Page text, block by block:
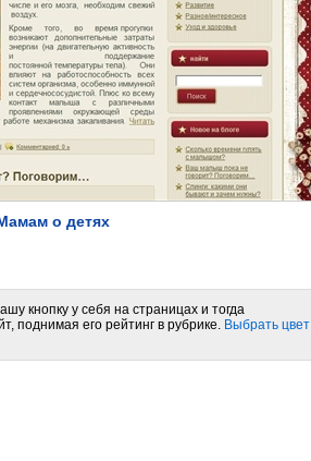
о детях
кнопку у себя на страницах и тогда
поднимая его рейтинг в рубрике. Выбрать цвет